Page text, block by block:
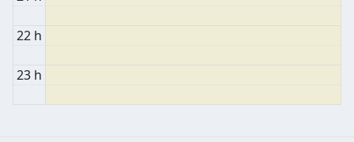
22 h
23 h